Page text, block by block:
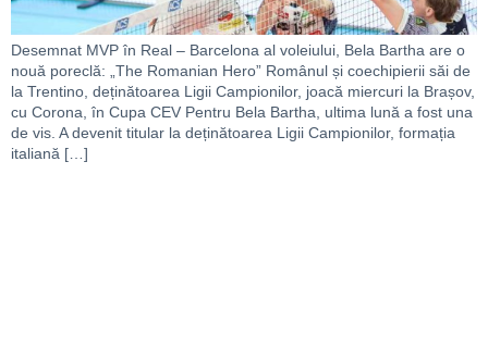
Desemnat MVP în Real – Barcelona al voleiului, Bela Bartha are o
nouă poreclă: „The Romanian Hero” Românul și coechipierii săi de
la Trentino, deținătoarea Ligii Campionilor, joacă miercuri la Brașov,
cu Corona, în Cupa CEV Pentru Bela Bartha, ultima lună a fost una
de vis. A devenit titular la deținătoarea Ligii Campionilor, formația
italiană […]